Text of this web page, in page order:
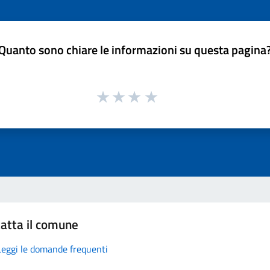
sono chiare le informazioni su questa
il comune
le domande frequenti